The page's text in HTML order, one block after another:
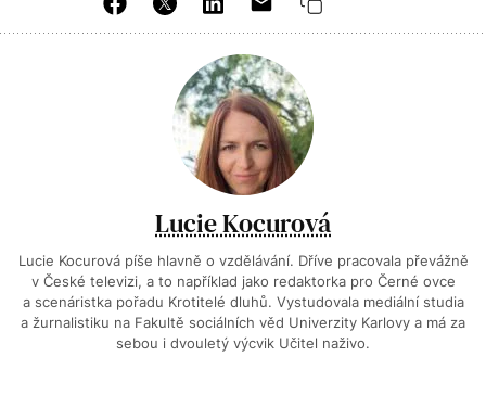
Lucie Kocurová
Lucie Kocurová píše hlavně o vzdělávání. Dříve pracovala převážně
v České televizi, a to například jako redaktorka pro Černé ovce
a scenáristka pořadu Krotitelé dluhů. Vystudovala mediální studia
a žurnalistiku na Fakultě sociálních věd Univerzity Karlovy a má za
sebou i dvouletý výcvik Učitel naživo.